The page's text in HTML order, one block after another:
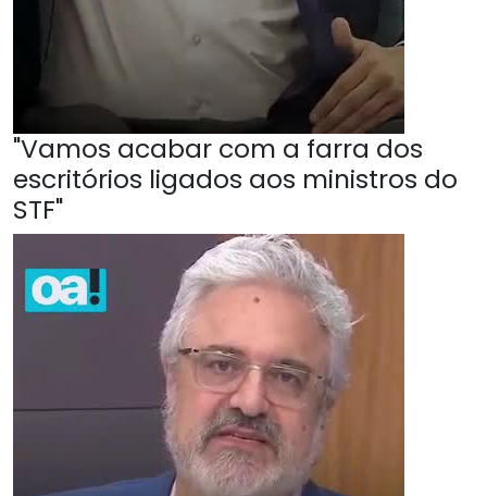
"Vamos acabar com a farra dos
escritórios ligados aos ministros do
STF"